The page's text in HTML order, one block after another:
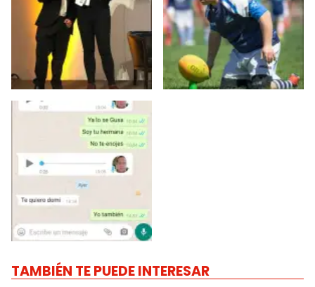
TAMBIÉN TE PUEDE INTERESAR